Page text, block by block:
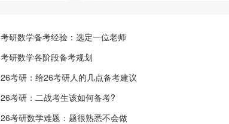
考研数学备考经验：选定一位老师
考研数学各阶段备考规划
26考研：给26考研人的几点备考建议
26考研：二战考生该如何备考?
26考研数学难题：题很熟悉不会做